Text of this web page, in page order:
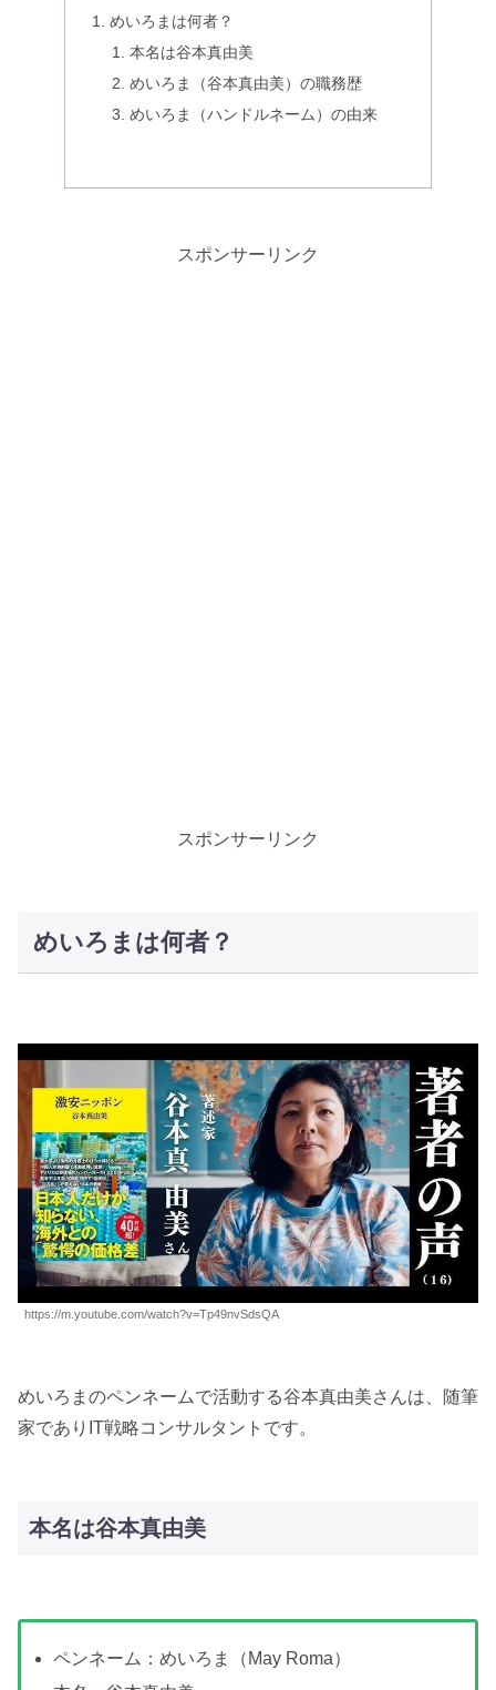
めいろまは何者？
本名は谷本真由美
めいろま（谷本真由美）の職務歴
めいろま（ハンドルネーム）の由来
スポンサーリンク
スポンサーリンク
めいろまは何者？
https://m.youtube.com/watch?v=Tp49nvSdsQA
めいろまのペンネームで活動する谷本真由美さんは、随筆
家でありIT戦略コンサルタントです。
本名は谷本真由美
ペンネーム：めいろま（May Roma）